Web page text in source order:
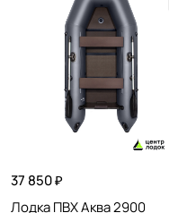
37 850 ₽
Лодка ПВХ Аква 2900